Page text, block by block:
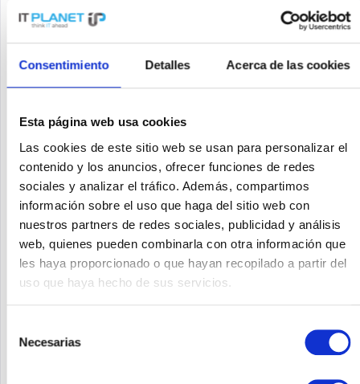
Consentimiento Detalles Acerca de las cookies
Esta página web usa cookies
Las cookies de este sitio web se usan para personalizar el
contenido y los anuncios, ofrecer funciones de redes
sociales y analizar el tráfico. Además, compartimos
información sobre el uso que haga del sitio web con
nuestros partners de redes sociales, publicidad y análisis
web, quienes pueden combinarla con otra información que
les haya proporcionado o que hayan recopilado a partir del
uso que haya hecho de sus servicios.
Necesarias
Por favor elige una variante
Estado del artículo
nuevo reacondicionado
Añadir a la cesta de la compra
SOLICITE UN PRECIO
Recordar Solicitud de oferta de articulo
Fabricante No: C819GW-LTE-GA-EK9